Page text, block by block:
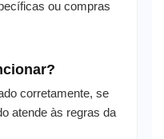
ou compras
corretamente, se
atende às regras da